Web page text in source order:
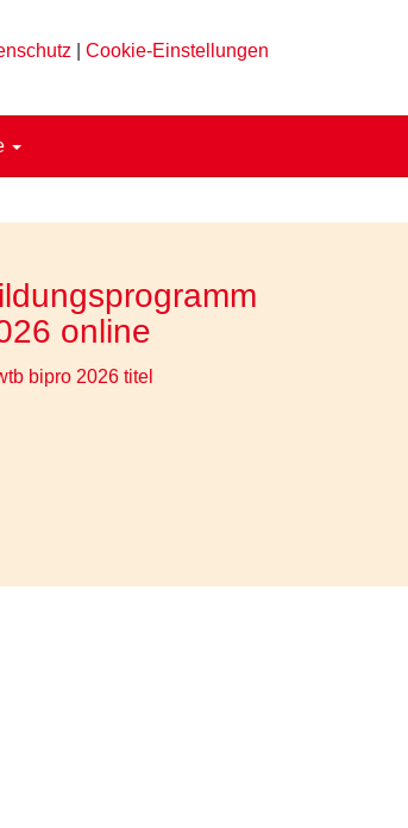
Cookie-Einstellungen
online